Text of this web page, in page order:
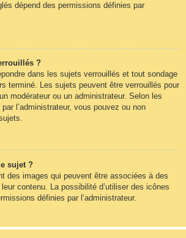
dépend des permissions définies par
?
dans les sujets verrouillés et tout sondage
terminé. Les sujets peuvent être verrouillés pour
modérateur ou un administrateur. Selon les
l’administrateur, vous pouvez ou non
sujet ?
des images qui peuvent être associées à des
contenu. La possibilité d’utiliser des icônes
définies par l’administrateur.